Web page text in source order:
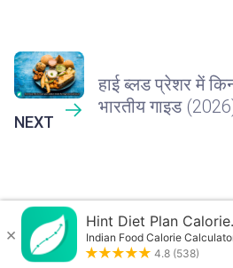
NEXT
हाई ब्लड प्रेशर में
भारतीय गाइड